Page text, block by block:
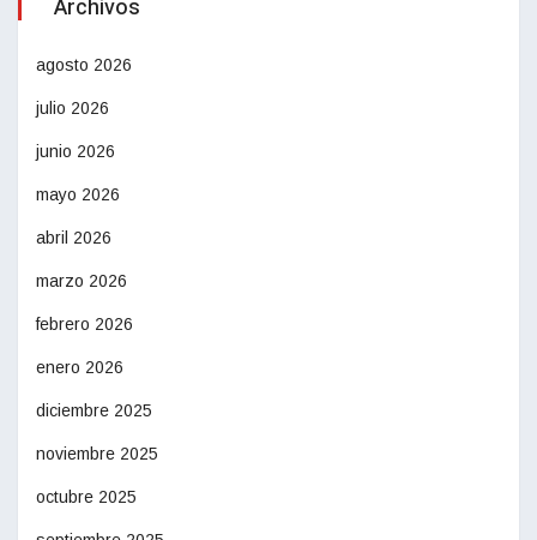
Archivos
agosto 2026
julio 2026
junio 2026
mayo 2026
abril 2026
marzo 2026
febrero 2026
enero 2026
diciembre 2025
noviembre 2025
octubre 2025